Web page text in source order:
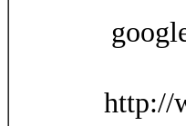
http://